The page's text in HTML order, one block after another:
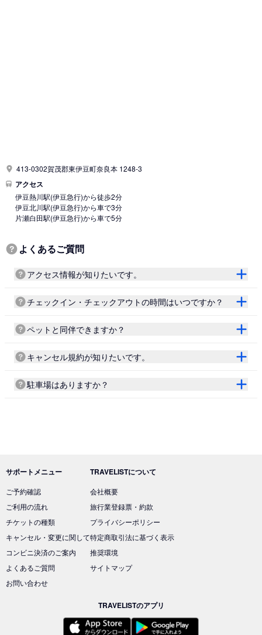
413-0302賀茂郡東伊豆町奈良本 1248-3
アクセス
伊豆熱川駅(伊豆急行)から徒歩2分
伊豆北川駅(伊豆急行)から車で3分
片瀬白田駅(伊豆急行)から車で5分
よくあるご質問
アクセス情報が知りたいです。
チェックイン・チェックアウトの時間はいつですか？
ペットと同伴できますか？
キャンセル規約が知りたいです。
駐車場はありますか？
サポートメニュー
ご予約確認
ご利用の流れ
チケットの種類
キャンセル・変更に関して
コンビニ決済のご案内
よくあるご質問
お問い合わせ
TRAVELISTについて
会社概要
旅行業登録票・約款
プライバシーポリシー
特定商取引法に基づく表示
推奨環境
サイトマップ
TRAVELISTのアプリ